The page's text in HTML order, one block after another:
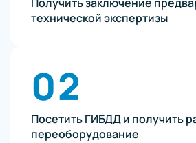
Получить заключение
технической экспертизы
02
Посетить ГИБДД и получить
переоборудование